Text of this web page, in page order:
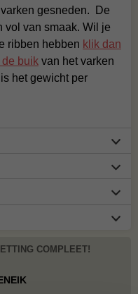
gesneden. De
vol van smaak. Wil je
ribben hebben klik dan
de buik van het varken
het gewicht per
COMPLEET!